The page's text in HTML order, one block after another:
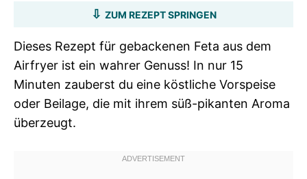
ZUM REZEPT SPRINGEN
Dieses Rezept für gebackenen Feta aus dem
Airfryer ist ein wahrer Genuss! In nur 15
Minuten zauberst du eine köstliche Vorspeise
oder Beilage, die mit ihrem süß-pikanten Aroma
überzeugt.